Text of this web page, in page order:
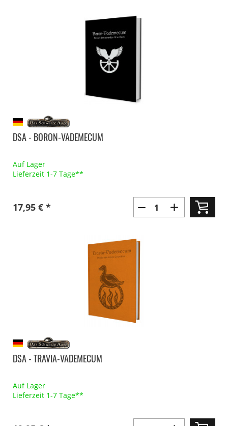
DSA - BORON-VADEMECUM
Auf Lager
Lieferzeit 1-7 Tage**
17,95 € *
DSA - TRAVIA-VADEMECUM
Auf Lager
Lieferzeit 1-7 Tage**